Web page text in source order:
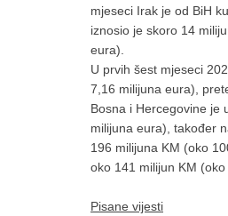
mjeseci Irak je od BiH
iznosio je skoro 14
eura).
U prvih šest mjeseci
7,16 milijuna eura),
Bosna i Hercegovine je
milijuna eura), također
196 milijuna KM (oko
oko 141 milijun KM
Pisane vijesti